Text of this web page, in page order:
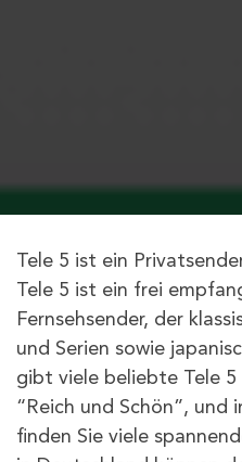
Tele 5 ist ein
Tele 5 ist ein frei
Fernsehsender, der
und Serien sowie
gibt viele beliebte Tele 5
“Reich und Schön”, und
finden Sie viele